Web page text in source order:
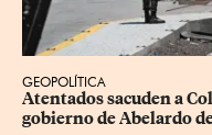
GEOPOLÍTICA
Atentados sacuden a
gobierno de Abelardo